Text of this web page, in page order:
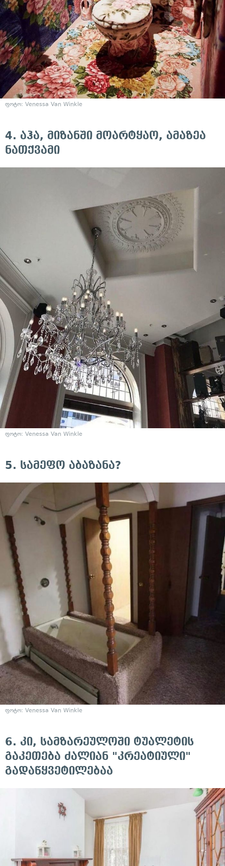
ფოტო: Venessa Van Winkle
4. აჰა, მიზანში მოარტყაო, ამაზეა
ნათქვამი
ფოტო: Venessa Van Winkle
5. სამეფო აბაზანა?
ფოტო: Venessa Van Winkle
6. კი, სამზარეულოში ტუალეტის
გაკეთება ძალიან "კრეატიული"
გადაწყვეტილებაა